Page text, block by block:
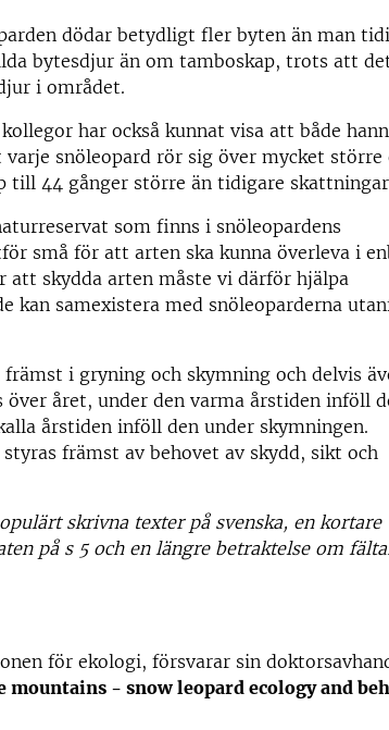
dödar betydligt fler byten än man
bytesdjur än om tamboskap, trots att
i området.
har också kunnat visa att både
snöleopard rör sig över mycket större
till 44 gånger större än tidigare
som finns i snöleopardens
små för att arten ska kunna överleva i
att skydda arten måste vi därför hjälpa
kan samexistera med snöleoparderna
främst i gryning och skymning och delvis
året, under den varma årstiden inföll
årstiden inföll den under skymningen.
främst av behovet av skydd, sikt och
skrivna texter på svenska, en kortare
på s 5 och en längre betraktelse om
för ekologi, försvarar sin
- snow leopard ecology and